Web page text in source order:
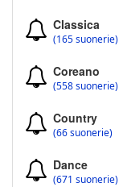
Classica
(165 suonerie)
Coreano
(558 suonerie)
Country
(66 suonerie)
Dance
(671 suonerie)